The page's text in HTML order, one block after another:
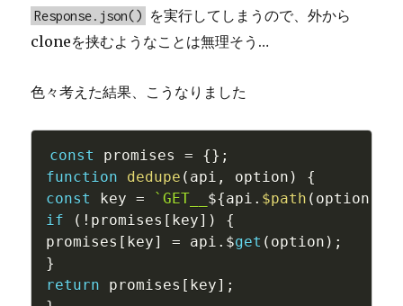
Response.json()
を実行してしまうので、外から
cloneを挟むようなことは無理そう…
色々考えた結果、こうなりました
const promises = {} ;
function
dedupe ( api , option )
{
const
key = `GET__ ${api . $path ( option
if
( ! promises [ key] )
{
promises [ key] = api . $get ( option ) ;
}
return promises [ key] ;